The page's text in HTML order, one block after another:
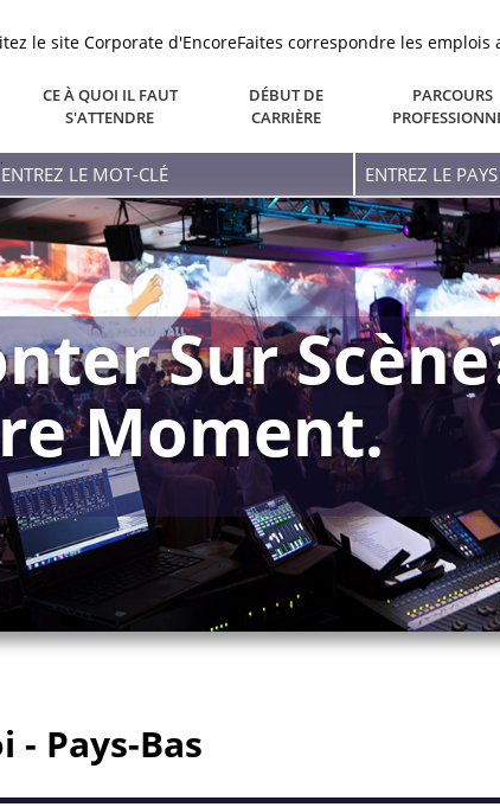
le site Corporate d'EncoreFaites correspondre les emplois
CE À QUOI IL FAUT
S'ATTENDRE
DÉBUT DE
CARRIÈRE
PARCOURS
Entrez
le
mot-
clé
Entrez
Le
Pays
Ou
L'état
Sur
Moment.
- Pays-Bas